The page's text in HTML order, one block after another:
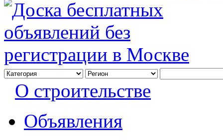
О строительстве
Объявления